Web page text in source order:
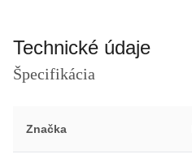
Technické údaje
Špecifikácia
Značka